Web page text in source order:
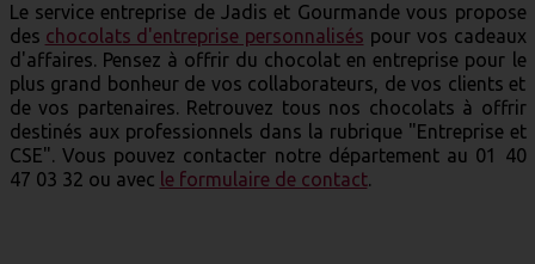
Le service entreprise de Jadis et Gourmande vous propose
des chocolats d'entreprise personnalisés pour vos cadeaux
d'affaires. Pensez à offrir du chocolat en entreprise pour le
plus grand bonheur de vos collaborateurs, de vos clients et
de vos partenaires. Retrouvez tous nos chocolats à offrir
destinés aux professionnels dans la rubrique "Entreprise et
CSE". Vous pouvez contacter notre département au 01 40
47 03 32 ou avec le formulaire de contact.